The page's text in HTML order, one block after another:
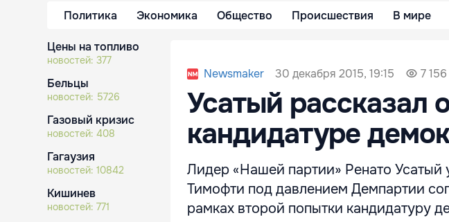
Политика Экономика Общество Происшествия В мире
Цены на топливо
новостей: 377
Бельцы
новостей: 5726
Газовый кризис
новостей: 408
Гагаузия
новостей: 10842
Кишинев
новостей: 771
Newsmaker 30 декабря 2015, 19:15 7 156
Усатый рассказал
кандидатуре
Лидер «Нашей партии» Ренато Усатый
Тимофти под давлением Демпартии
рамках второй попытки кандидатуру